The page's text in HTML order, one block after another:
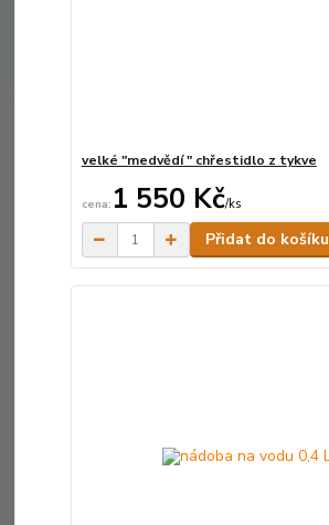
velké "medvědí " chřestidlo z tykve
1 550 Kč/ks
Přidat do košíku